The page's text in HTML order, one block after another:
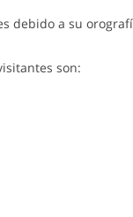
debido a su
son: